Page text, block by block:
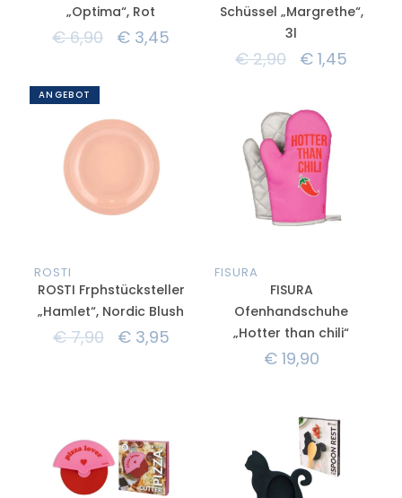
„Optima“, Rot
€6,90 € 3,45
Schüssel „Margrethe“,
3l
€2,90 € 1,45
ANGEBOT
ROSTI
ROSTI Frphstücksteller
„Hamlet“, Nordic Blush
€7,90 €3,95
FISURA
FISURA
Ofenhandschuhe
„Hotter than chili“
€19,90